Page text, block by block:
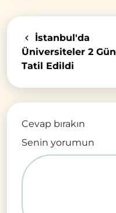
İstanbul'da
Üniversiteler 2 Gün
Tatil Edildi
Cevap bırakın
Senin yorumun